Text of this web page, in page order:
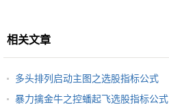
相关文章
多头排列启动主图之选股指标公式
暴力擒金牛之控蟠起飞选股指标公式